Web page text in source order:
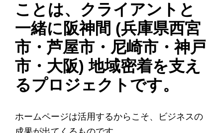
ことは、クライアントと
一緒に阪神間 (兵庫県西宮
市・芦屋市・尼崎市・神戸
市・大阪) 地域密着を支え
るプロジェクトです。
ホームページは活用するからこそ、ビジネスの